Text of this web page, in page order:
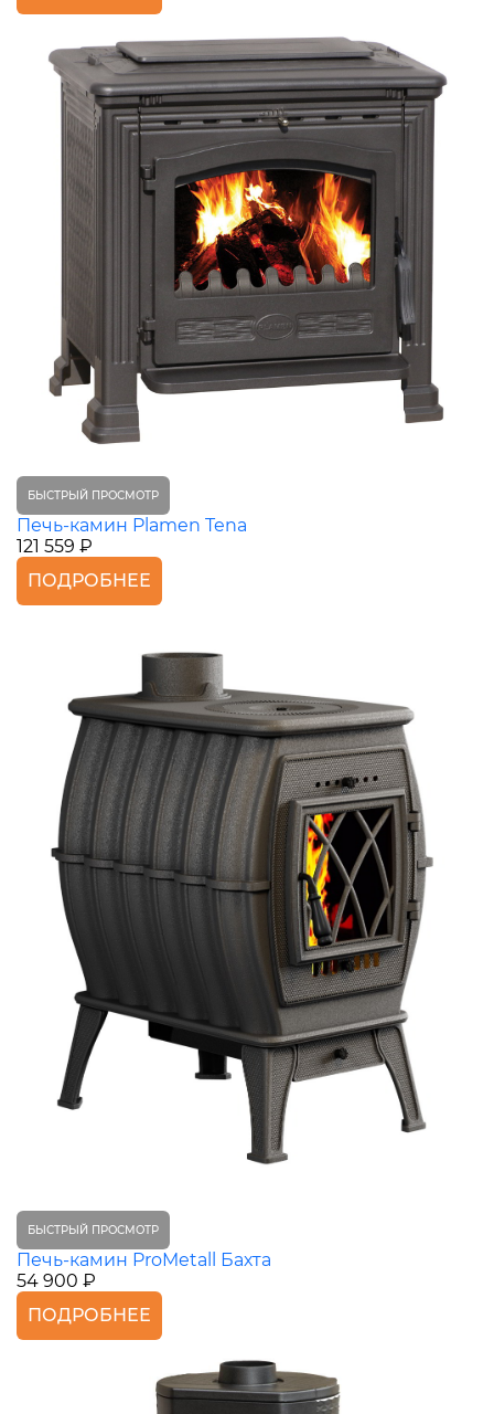
БЫСТРЫЙ ПРОСМОТР
Печь-камин Plamen Tena
121 559 ₽
ПОДРОБНЕЕ
БЫСТРЫЙ ПРОСМОТР
Печь-камин ProMetall Бахта
54 900 ₽
ПОДРОБНЕЕ